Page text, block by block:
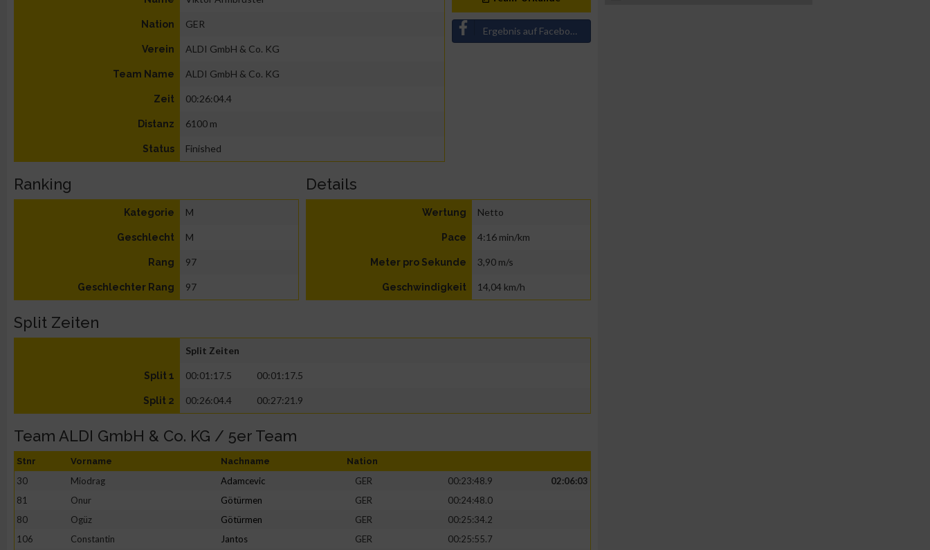
Nation GER
Verein ALDI GmbH & Co. KG
Team Name ALDI GmbH & Co. KG
Zeit 00:26:04.4
Distanz 6100 m
Status Finished
Ergebnis auf Facebook teilen
Ranking
Kategorie M
Geschlecht M
Rang 97
Geschlechter Rang 97
Details
Wertung Netto
Pace 4:16 min/km
Meter pro Sekunde 3,90 m/s
Geschwindigkeit 14,04 km/h
Split Zeiten
Split Zeiten
Split 1 00:01:17.5 00:01:17.5
Split 2 00:26:04.4 00:27:21.9
Team ALDI GmbH & Co. KG / 5er Team
Stnr Vorname Nachname Nation
30 Miodrag Adamcevic GER 00:23:48.9
02:06:03
81
Onur Götürmen GER
00:24:48.0
80
Ogüz Götürmen GER
00:25:34.2
106
Constantin Jantos GER
00:25:55.7